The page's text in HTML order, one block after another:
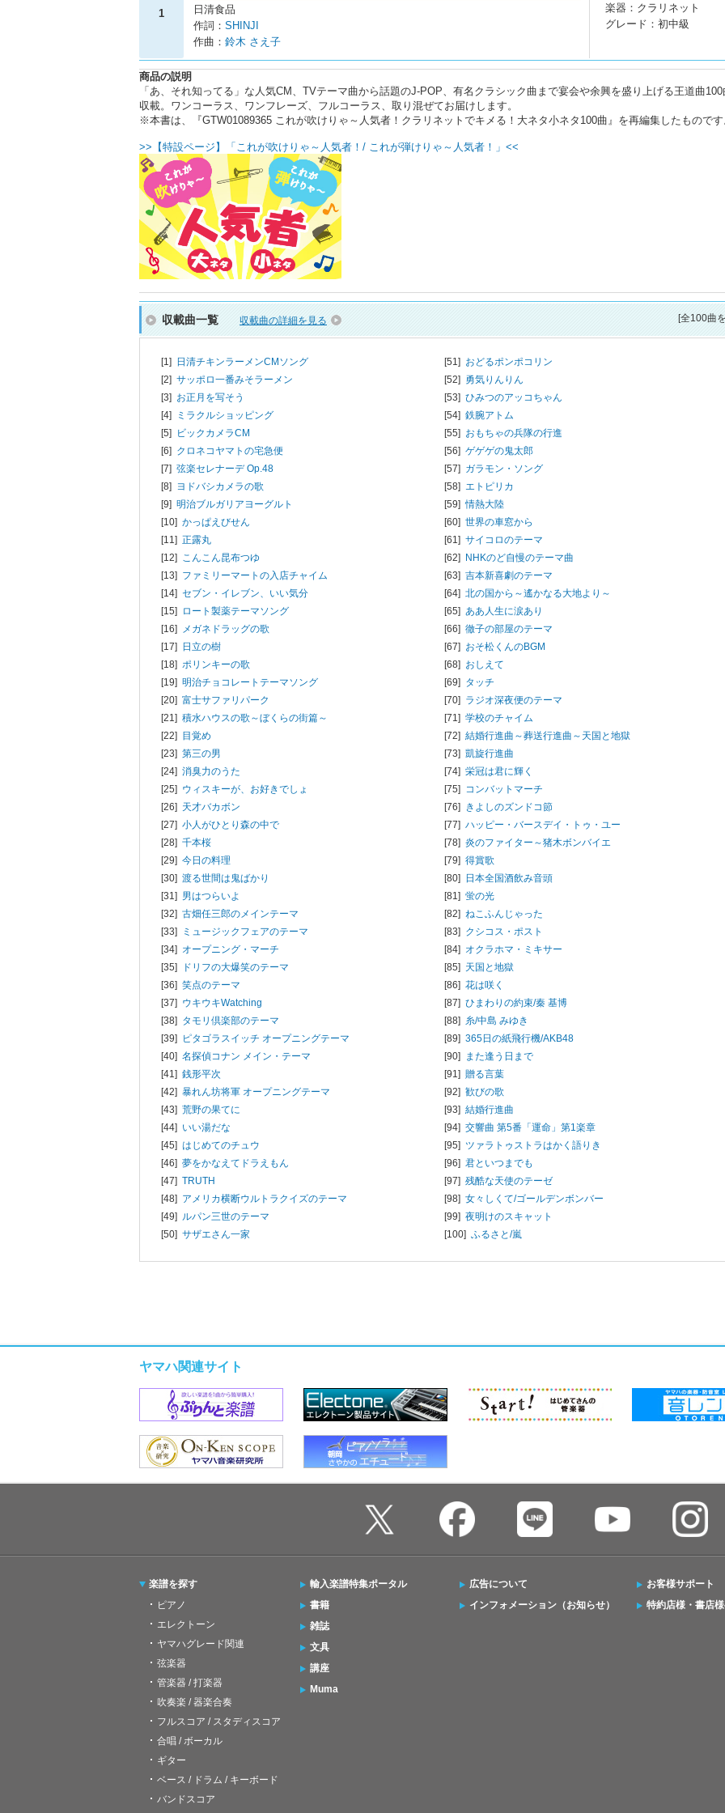
1
日清食品
作詞： SHINJI
作曲： 鈴木 さえ子
楽器：クラリネット
グレード：初中級
商品の説明
「あ、それ知ってる」な人気CM、TVテーマ曲から話題のJ-POP、有名クラシック曲まで宴会や余興を盛り上げる王道曲100
収載。ワンコーラス、ワンフレーズ、フルコーラス、取り混ぜてお届けします。
※本書は、『GTW01089365 これが吹けりゃ～人気者！クラリネットでキメる！大ネタ小ネタ100曲』を再編集したものです
>>【特設ページ】「これが吹けりゃ～人気者！/ これが弾けりゃ～人気者！」<<
収載曲一覧 収載曲の詳細を見る [全100曲
[1]
日清チキンラーメンCMソング
[2] サッポロ一番みそラーメン
[3] お正月を写そう
[4]
ミラクルショッピング
[5]
ビックカメラCM
[6] クロネコヤマトの宅急便
[7] 弦楽セレナーデ Op.48
[8] ヨドバシカメラの歌
[9] 明治ブルガリアヨーグルト
[10] かっぱえびせん
[11] 正露丸
[12] こんこん昆布つゆ
[13] ファミリーマートの入店チャイム
[14] セブン・イレブン、いい気分
[15]
ロート製薬テーマソング
[16]
メガネドラッグの歌
[17]
日立の樹
[18] ポリンキーの歌
[19] 明治チョコレートテーマソング
[20] 富士サファリパーク
[21] 積水ハウスの歌～ぼくらの街篇～
[22]
目覚め
[23] 第三の男
[24] 消臭力のうた
[25] ウィスキーが、お好きでしょ
[26] 天才バカボン
[27] 小人がひとり森の中で
[28] 千本桜
[29] 今日の料理
[30] 渡る世間は鬼ばかり
[31] 男はつらいよ
[32] 古畑任三郎のメインテーマ
[33]
ミュージックフェアのテーマ
[34] オープニング・マーチ
[35]
ドリフの大爆笑のテーマ
[36] 笑点のテーマ
[37] ウキウキWatching
[38] タモリ倶楽部のテーマ
[39]
ピタゴラスイッチ オープニングテーマ
[40] 名探偵コナン メイン・テーマ
[41] 銭形平次
[42] 暴れん坊将軍 オープニングテーマ
[43] 荒野の果てに
[44] いい湯だな
[45] はじめてのチュウ
[46] 夢をかなえてドラえもん
[47] TRUTH
[48] アメリカ横断ウルトラクイズのテーマ
[49] ルパン三世のテーマ
[50] サザエさん一家
[51] おどるポンポコリン
[52] 勇気りんりん
[53] ひみつのアッコちゃん
[54] 鉄腕アトム
[55] おもちゃの兵隊の行進
[56] ゲゲゲの鬼太郎
[57] ガラモン・ソング
[58] エトピリカ
[59]情熱大陸
[60] 世界の車窓から
[61] サイコロのテーマ
[62]
NHKのど自慢のテーマ曲
[63] 吉本新喜劇のテーマ
[64] 北の国から～遙かなる大地より～
[65] ああ人生に涙あり
[66] 徹子の部屋のテーマ
[67] おそ松くんのBGM
[68] おしえて
[69] タッチ
[70] ラジオ深夜便のテーマ
[71] 学校のチャイム
[72] 結婚行進曲～葬送行進曲～天国と地獄
[73] 凱旋行進曲
[74] 栄冠は君に輝く
[75] コンバットマーチ
[76] きよしのズンドコ節
[77] ハッピー・バースデイ・トゥ・ユー
[78] 炎のファイター～猪木ボンバイエ
[79] 得賞歌
[80]
日本全国酒飲み音頭
[81] 蛍の光
[82] ねこふんじゃった
[83] クシコス・ポスト
[84] オクラホマ・ミキサー
[85] 天国と地獄
[86] 花は咲く
[87] ひまわりの約束/秦 基博
[88] 糸/中島 みゆき
[89] 365日の紙飛行機/AKB48
[90]
また逢う日まで
[91] 贈る言葉
[92] 歓びの歌
[93] 結婚行進曲
[94] 交響曲 第5番「運命」第1楽章
[95] ツァラトゥストラはかく語りき
[96] 君といつまでも
[97] 残酷な天使のテーゼ
[98] 女々しくて/ゴールデンボンバー
[99] 夜明けのスキャット
[100] ふるさと/嵐
ヤマハ関連サイト
楽譜を探す
ピアノ
エレクトーン
ヤマハグレード関連
弦楽器
管楽器 / 打楽器
吹奏楽 / 器楽合奏
フルスコア / スタディスコア
合唱 / ボーカル
ギター
ベース / ドラム / キーボード
バンドスコア
輸入楽譜特集ポータル
書籍
雑誌
文具
講座
Muma
広告について
インフォメーション（お知らせ）
お客様サポート
特約店様・書店